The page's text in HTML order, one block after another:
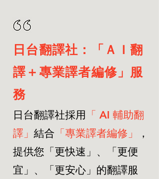
日台翻譯社：「ＡＩ翻
譯＋專業譯者編修」服
務
日台翻譯社採用 「 AI 輔助翻
譯」 結合 「專業譯者編修」
，
提供您「更快速」、「更便
宜」、「更安心」的翻譯服